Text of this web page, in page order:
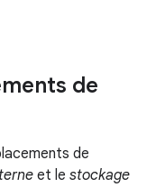
de
de
et le stockage